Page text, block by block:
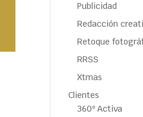
Publicidad
Redacción
Retoque
RRSS
Xtmas
Clientes
360º Activa